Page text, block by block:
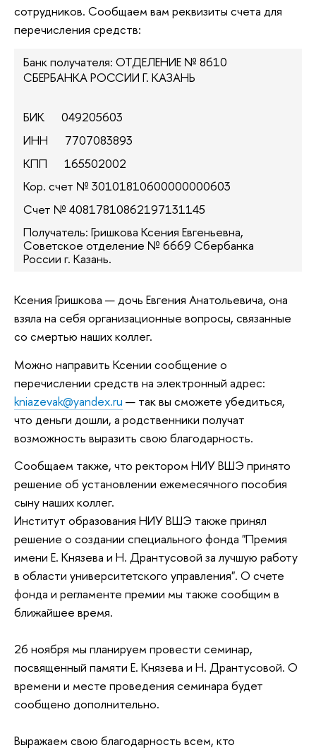
сотрудников. Cообщаем вам реквизиты счета для
перечисления средств:
Банк получателя: ОТДЕЛЕНИЕ № 8610
СБЕРБАНКА РОССИИ Г. КАЗАНЬ
БИК 049205603
ИНН 7707083893
КПП 165502002
Кор. счет № 30101810600000000603
Счет № 40817810862197131145
Получатель: Гришкова Ксения Евгеньевна,
Советское отделение № 6669 Сбербанка
России г. Казань.
Ксения Гришкова — дочь Евгения Анатольевича, она
взяла на себя организационные вопросы, связанные
со смертью наших коллег.
Можно направить Ксении сообщение о
перечислении средств на электронный адрес:
kniazevak@yandex.ru — так вы сможете убедиться,
что деньги дошли, а родственники получат
возможность выразить свою благодарность.
Сообщаем также, что ректором НИУ ВШЭ принято
решение об установлении ежемесячного пособия
сыну наших коллег.
Институт образования НИУ ВШЭ также принял
решение о создании специального фонда "Премия
имени Е. Князева и Н. Дрантусовой за лучшую работу
в области университетского управления". О счете
фонда и регламенте премии мы также сообщим в
ближайшее время.
26 ноября мы планируем провести семинар,
посвященный памяти Е. Князева и Н. Дрантусовой. О
времени и месте проведения семинара будет
сообщено дополнительно.
Выражаем свою благодарность всем, кто